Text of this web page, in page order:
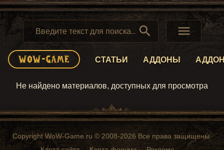
 
СТАТЬИ АДДОНЫ
Не найдено материалов, доступных для просмотра
Copyright WoW-Game.ru © 2008-2026 Все права защищены.